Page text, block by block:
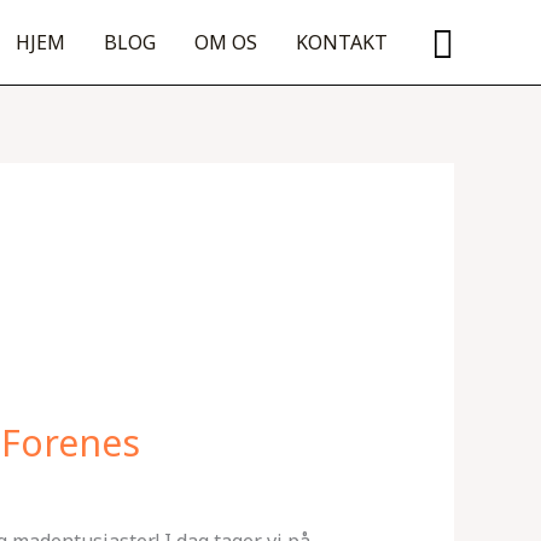
HJEM BLOG OM OS KONTAKT Søg